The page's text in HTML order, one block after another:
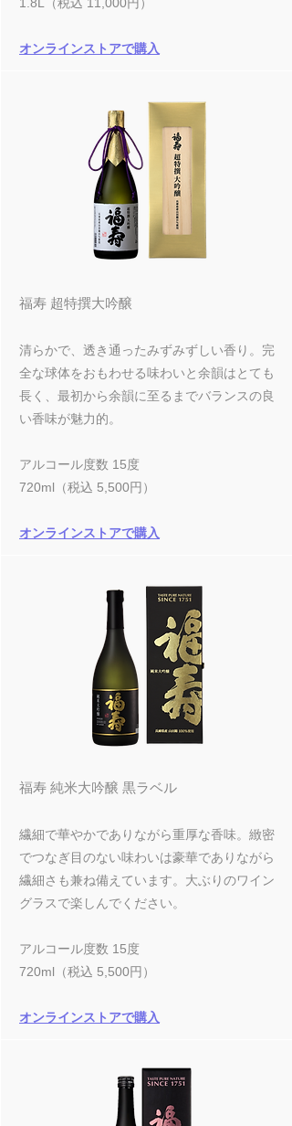
オンラインストアで購入
福寿 超特撰大吟醸
清らかで、透き通ったみずみずしい香り。完
全な球体をおもわせる味わいと余韻はとても
長く、最初から余韻に至るまでバランスの良
い香味が魅力的。
アルコール度数 15度
720ml（税込 5,500円）
オンラインストアで購入
福寿 純米大吟醸 黒ラベル
繊細で華やかでありながら重厚な香味。緻密
でつなぎ目のない味わいは豪華でありながら
繊細さも兼ね備えています。大ぶりのワイン
グラスで楽しんでください。
アルコール度数 15度
720ml（税込 5,500円）
オンラインストアで購入